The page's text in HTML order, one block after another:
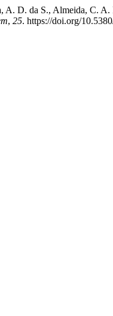
A. D. da S., Almeida,
, 25. https://doi.org/